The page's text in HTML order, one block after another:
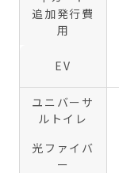
追加発行費
用
EV
ユニバーサ
ルトイレ
光ファイバ
ー